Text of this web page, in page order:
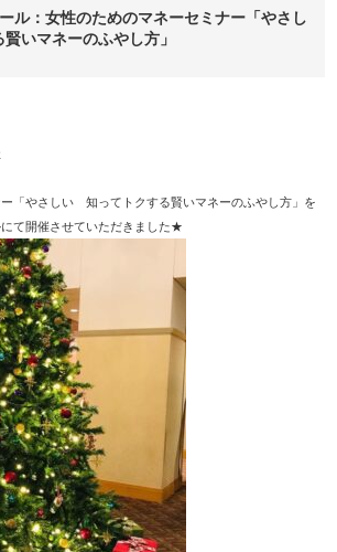
ル：女性のためのマネーセミナー「やさし
いマネーのふやし方」
「やさしい 知ってトクする賢いマネーのふやし方」を
て開催させていただきました★